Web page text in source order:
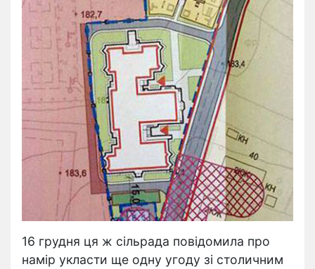
16 грудня ця ж сільрада повідомила про
намір укласти ще одну угоду зі столичним